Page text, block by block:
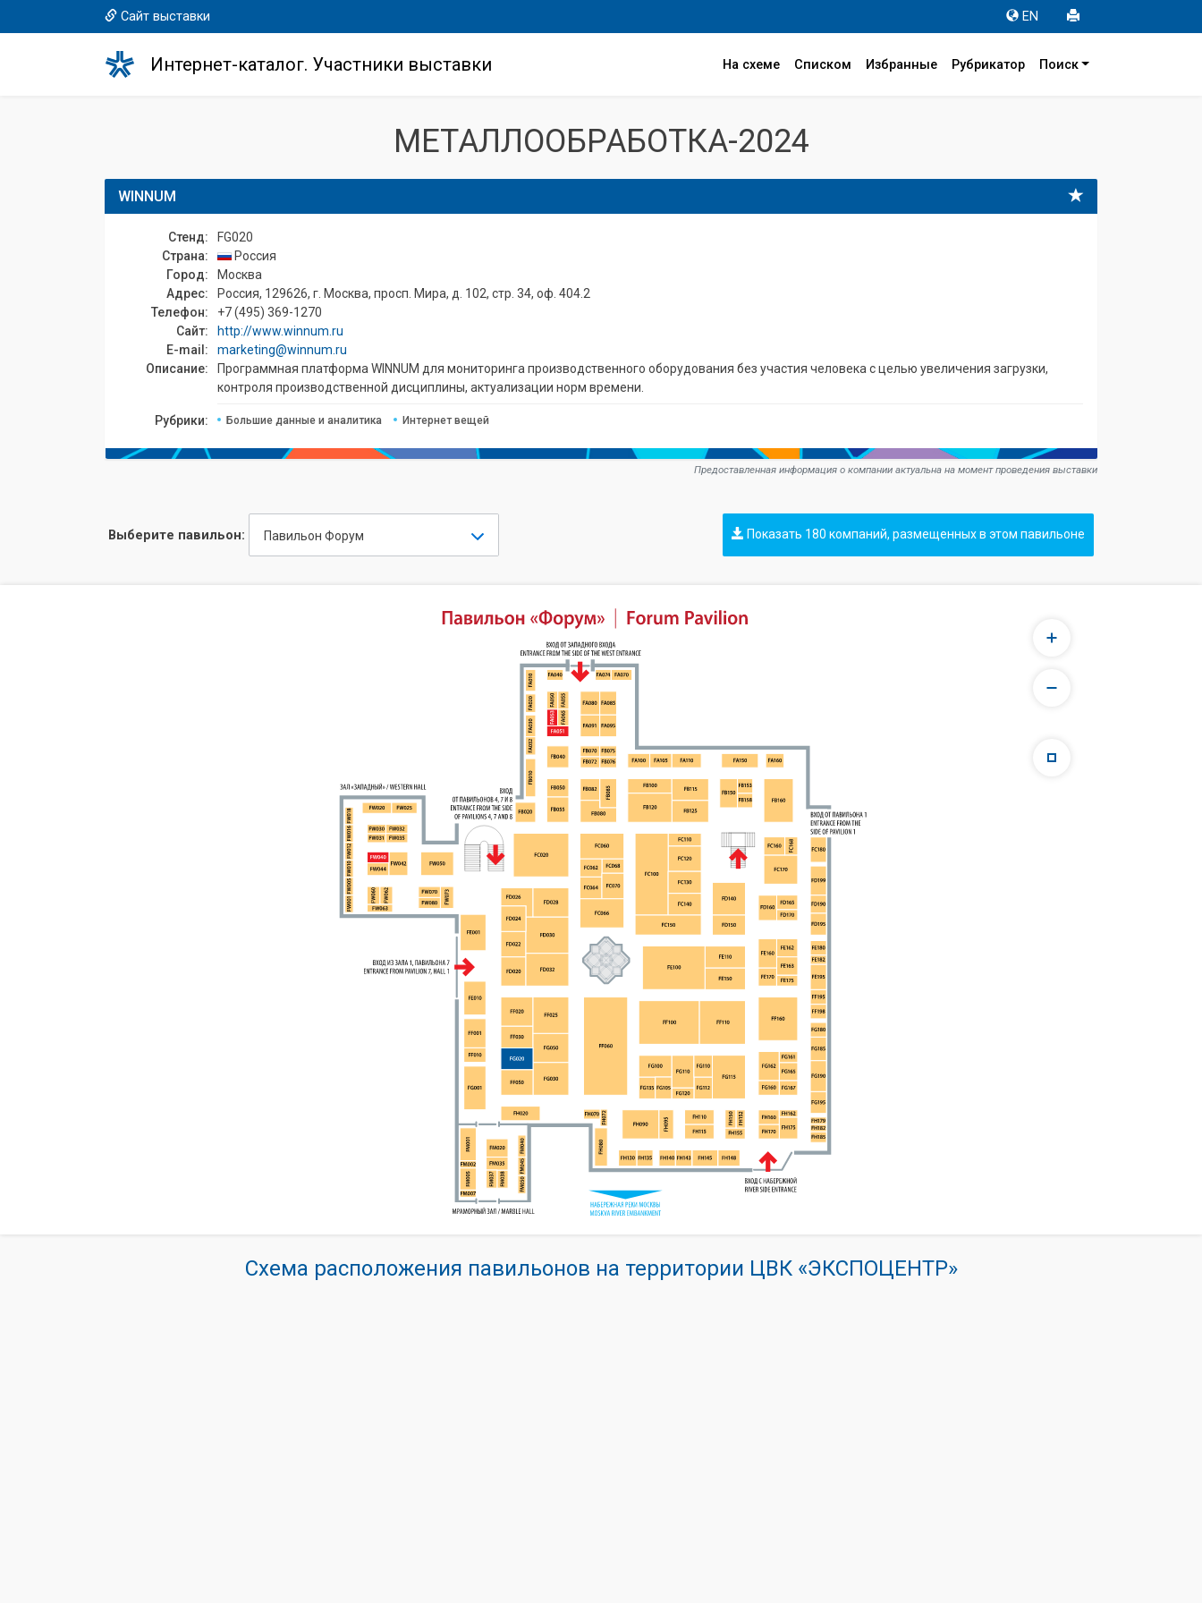
Сайт выставки EN
Интернет-каталог. Участники выставки На схеме Списком Избранные Рубрикатор Поиск
МЕТАЛЛООБРАБОТКА-2024
WINNUM
Стенд:
FG020
Страна:
Россия
Город:
Москва
Адрес:
Россия, 129626, г. Москва, просп. Мира, д. 102, стр. 34, оф. 404.2
Телефон:
+7 (495) 369-1270
Сайт:
http://www.winnum.ru
E-mail:
marketing@winnum.ru
Описание:
Программная платформа WINNUM для мониторинга производственного оборудования без участия человека с целью увеличения загрузки,
контроля производственной дисциплины, актуализации норм времени.
Рубрики: Большие данные и аналитика Интернет вещей
Предоставленная информация о компании актуальна на момент проведения выставки
Выберите павильон: Павильон Форум Показать 180 компаний, размещенных в этом павильоне
Схема расположения павильонов на территории ЦВК «ЭКСПОЦЕНТР»